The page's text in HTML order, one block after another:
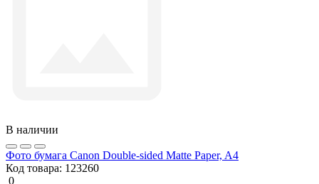
В наличии
Фото бумага Canon Double-sided Matte Paper, A4
Код товара: 123260
0